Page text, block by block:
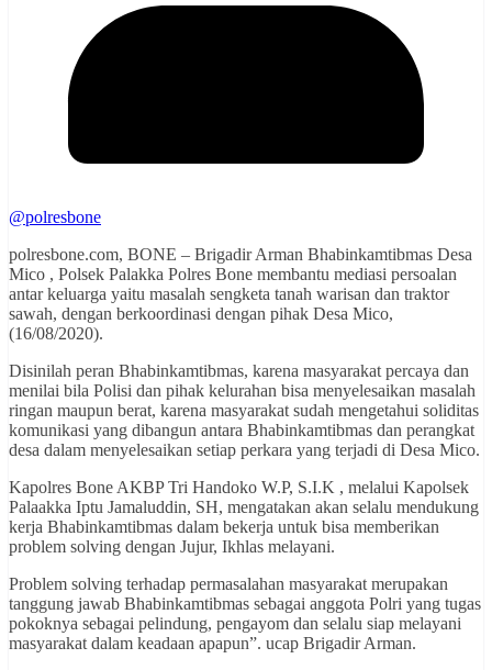
@polresbone
polresbone.com, BONE – Brigadir Arman Bhabinkamtibmas Desa
Mico , Polsek Palakka Polres Bone membantu mediasi persoalan
antar keluarga yaitu masalah sengketa tanah warisan dan traktor
sawah, dengan berkoordinasi dengan pihak Desa Mico,
(16/08/2020).
Disinilah peran Bhabinkamtibmas, karena masyarakat percaya dan
menilai bila Polisi dan pihak kelurahan bisa menyelesaikan masalah
ringan maupun berat, karena masyarakat sudah mengetahui soliditas
komunikasi yang dibangun antara Bhabinkamtibmas dan perangkat
desa dalam menyelesaikan setiap perkara yang terjadi di Desa Mico.
Kapolres Bone AKBP Tri Handoko W.P, S.I.K , melalui Kapolsek
Palaakka Iptu Jamaluddin, SH, mengatakan akan selalu mendukung
kerja Bhabinkamtibmas dalam bekerja untuk bisa memberikan
problem solving dengan Jujur, Ikhlas melayani.
Problem solving terhadap permasalahan masyarakat merupakan
tanggung jawab Bhabinkamtibmas sebagai anggota Polri yang tugas
pokoknya sebagai pelindung, pengayom dan selalu siap melayani
masyarakat dalam keadaan apapun”. ucap Brigadir Arman.